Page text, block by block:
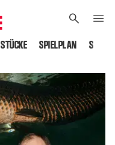
STÜCKE SPIELPLAN